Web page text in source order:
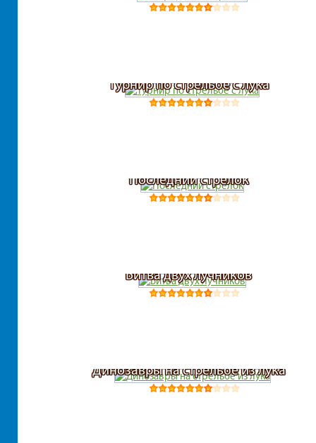
Турнир по стрельбе с лука
Последний стрелок
Битва двух лучников
Динозавры на стрельбе из лука